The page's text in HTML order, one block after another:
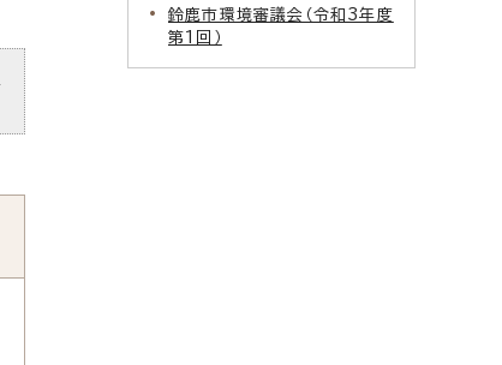
鈴鹿市環境審議会（令和3年度
第1回）